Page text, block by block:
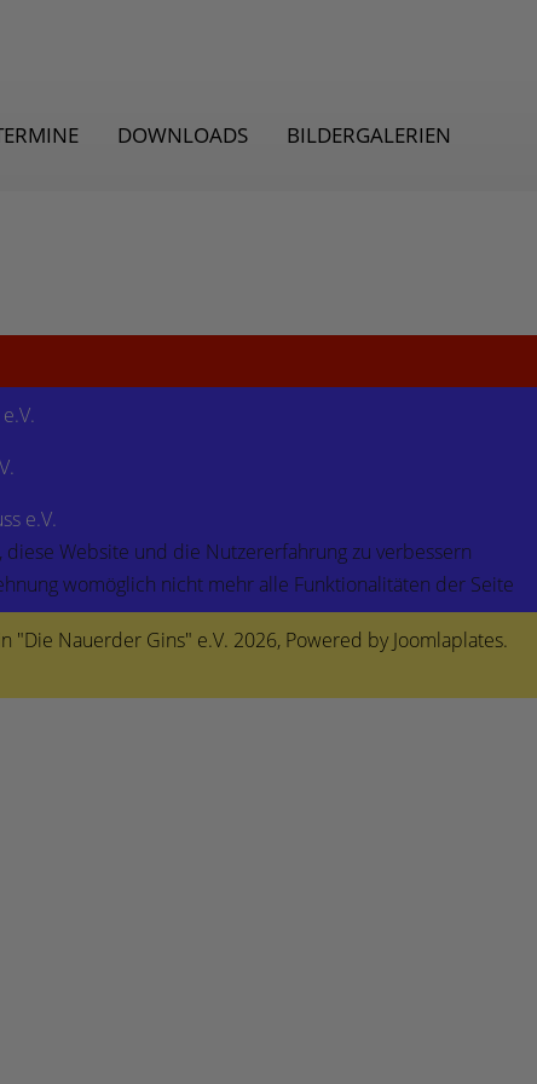
DOWNLOADS BILDERGALERIEN
.
e.V.
"Die Nauerder Gins" e.V. 2026, Powered by Joomlaplates.
Website und die Nutzererfahrung zu verbessern
womöglich nicht mehr alle Funktionalitäten der Seite